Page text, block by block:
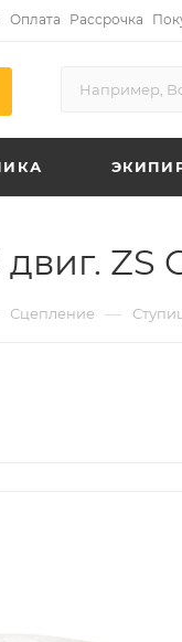
Оплата Рассрочка
ZS
Сцепление —